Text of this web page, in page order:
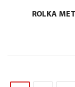
ROLKA